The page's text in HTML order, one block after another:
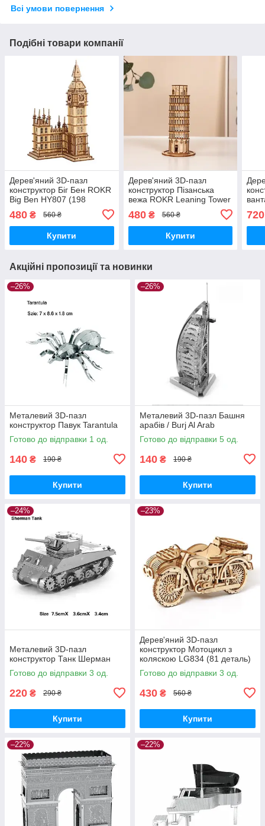
Всі умови повернення
Подібні товари компанії
Дерев'яний 3D-пазл
конструктор Біг Бен ROKR
Big Ben HY807 (198
480 ₴ 560 ₴
Купити
Дерев'яний 3D-пазл
конструктор Пізанська
вежа ROKR Leaning Tower
деталей)
480₴ 560 ₴
Купити
720
Акційні пропозиції та новинки
–26%
Металевий 3D-пазл
конструктор Павук Tarantula
Готово до відправки 1 од.
140 ₴ 190 ₴
Купити
–26%
Металевий 3D-пазл Башня
арабів / Burj Al Arab
Готово до відправки 5 од.
140 ₴ 190 ₴
Купити
–24%
Металевий 3D-пазл
конструктор Танк Шерман
Готово до відправки 3 од.
220 ₴ 290 ₴
Купити
–23%
Дерев'яний 3D-пазл
конструктор Мотоцикл з
коляскою LG834 (81 деталь)
Готово до відправки 3 од.
430 ₴ 560 ₴
Купити
–22% –22%